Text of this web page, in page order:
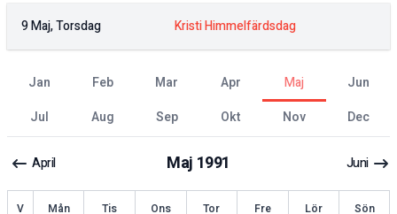
9 Maj, Torsdag Kristi Himmelfärdsdag
jan feb mar apr maj
jun
jul
aug sep okt nov dec
April Maj 1991 Juni
Vecka Mån Tis Ons Tor Fre Lör Sön